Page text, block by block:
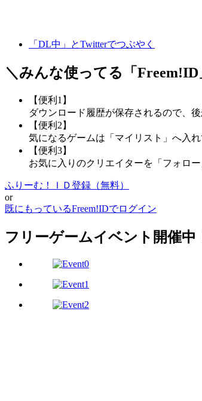
「DL中」とTwitterでつぶやく
＼みんな使ってる「 Freem!ID
【便利1】
ダウンロード履歴が保存されるので、
【便利2】
気になるゲームは「マイリスト」へ入
【便利3】
お気に入りのクリエイターを「フォロ
ふりーむ！ＩＤ登録（無料）
or
既にもっているFreem!IDでログイン
フリーゲームイベント開催中